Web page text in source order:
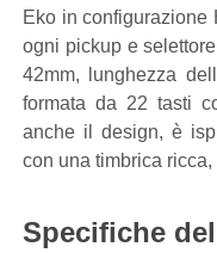
Eko in configurazione
ogni pickup e
42mm, lunghezza
formata da 22 tasti
anche il design, è
con una timbrica
Specifiche